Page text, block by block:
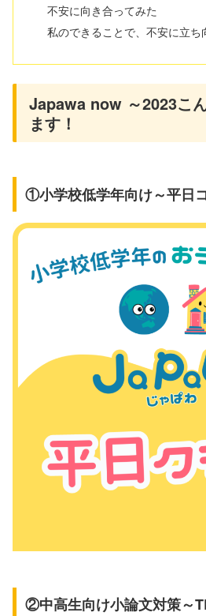
不安に向き合ってみた
私のできることで、不安に立ち
Japawa now ～2023こ
ます！
①小学校低学年向け～平日
②中高生向け小論文対策～